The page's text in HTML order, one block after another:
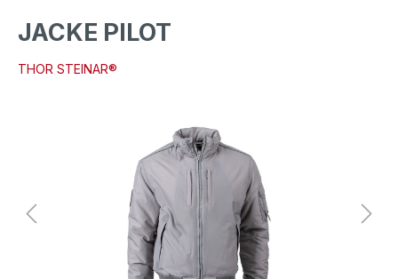
JACKE PILOT
THOR STEINAR®